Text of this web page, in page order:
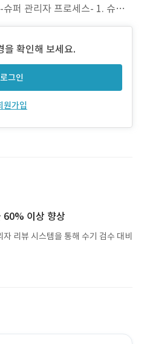
퍼 관리자 프로세스- 1. 슈퍼
정으로만 로그인 할 수 있다. 2.
있으며 연도별, 지역별, 난이도
있다.
을 확인해 보세요.
로그인
원가입
60% 이상 향상
리뷰 시스템을 통해 수기 검수 대비